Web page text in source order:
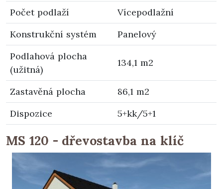
Počet podlaží
Vícepodlažní
Konstrukční systém
Panelový
Podlahová plocha
(užitná)
134,1 m2
Zastavěná plocha
86,1 m2
Dispozice
5+kk/5+1
MS 120 - dřevostavba na klíč